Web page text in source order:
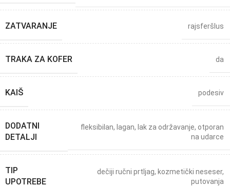
ZATVARANJE rajsferšlus
TRAKA ZA KOFER da
KAIŠ podesiv
DODATNI
DETALJI
fleksibilan, lagan, lak za održavanje, otporan
na udarce
TIP
UPOTREBE
dečiji ručni prtljag, kozmetički neseser,
putovanja